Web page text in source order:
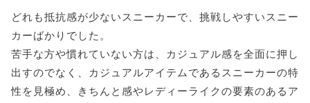
どれも抵抗感が少ないスニーカーで、挑戦しやすいスニー
カーばかりでした。
苦手な方や慣れていない方は、カジュアル感を全面に押し
出すのでなく、カジュアルアイテムであるスニーカーの特
性を見極め、きちんと感やレディーライクの要素のあるア